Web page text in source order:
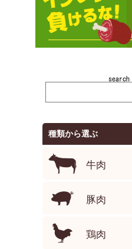
種類から選ぶ
牛肉
豚肉
鶏肉